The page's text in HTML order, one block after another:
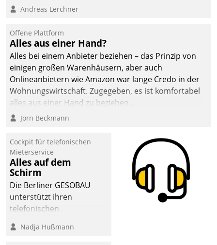
Andreas Lerchner
Offene Plattform
Alles aus einer Hand?
Alles bei einem Anbieter beziehen – das Prinzip von
einigen großen Warenhäusern, aber auch
Onlineanbietern wie Amazon war lange Credo in der
Wohnungswirtschaft. Zugegeben, es ist komfortabel
alles aus einer Hand zu beziehen...
Jörn Beckmann
Cockpit für telefonischen
Mieterservice
Alles auf dem
Schirm
Die Berliner GESOBAU
unterstützt ihren
telefonischen
digitalen Cockpit, das
Nadja Hußmann